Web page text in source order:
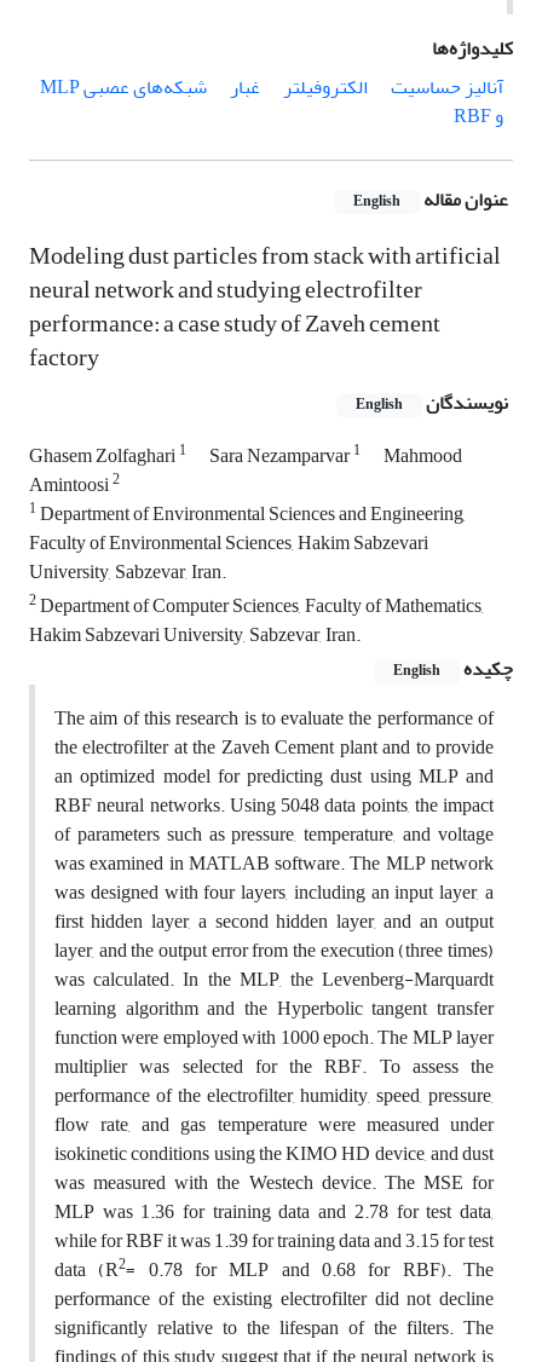
کلیدواژه‌ها
آنالیز حساسیت
الکتروفیلتر غبار
شبکه‌های عصبی MLP
و RBF
عنوان مقاله English
Modeling dust particles from stack with artificial
neural network and studying electrofilter
performance: a case study of Zaveh cement
factory
نویسندگان English
Ghasem Zolfaghari1 Sara Nezamparvar1
Mahmood
Amintoosi2
1Department of Environmental Sciences and Engineering,
Faculty of Environmental Sciences, Hakim Sabzevari
University, Sabzevar, Iran.
2Department of Computer Sciences, Faculty of Mathematics,
Hakim Sabzevari University, Sabzevar, Iran.
چکیده
English
The aim of this research is to evaluate the performance of
the electrofilter at the Zaveh Cement plant and to provide
an optimized model for predicting dust using MLP and
RBF neural networks. Using 5048 data points, the impact
of parameters such as pressure, temperature, and voltage
was examined in MATLAB software. The MLP network
was designed with four layers, including an input layer, a
first hidden layer, a second hidden layer, and an output
layer, and the output error from the execution (three times)
was calculated. In the MLP, the Levenberg-Marquardt
learning algorithm and the Hyperbolic tangent transfer
function were employed with 1000 epoch. The MLP layer
multiplier was selected for the RBF. To assess the
performance of the electrofilter, humidity, speed, pressure,
flow rate, and gas temperature were measured under
isokinetic conditions using the KIMO HD device, and dust
was measured with the Westech device. The MSE for
MLP was 1.36 for training data and 2.78 for test data,
while for RBF it was 1.39 for training data and 3.15 for test
data (R2= 0.78 for MLP and 0.68 for RBF). The
performance of the existing electrofilter did not decline
significantly relative to the lifespan of the filters. The